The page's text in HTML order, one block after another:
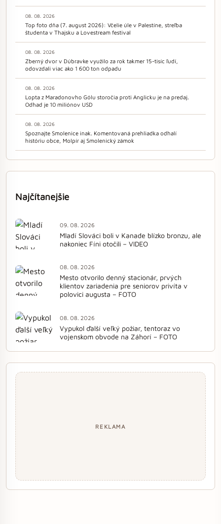
08. 08. 2026
Top foto dňa (7. august 2026): Včelie úle v Palestíne, streľba
študenta v Thajsku a Lovestream festival
08. 08. 2026
Zberný dvor v Dúbravke využilo za rok takmer 15-tisíc ľudí,
odovzdali viac ako 1 600 ton odpadu
08. 08. 2026
Lopta z Maradonovho Gólu storočia proti Anglicku je na predaj.
Odhad je 10 miliónov USD
08. 08. 2026
Spoznajte Smolenice inak. Komentovaná prehliadka odhalí
históriu obce, Molpír aj Smolenický zámok
Najčítanejšie
09. 08. 2026
Mladí Slováci boli v Kanade blízko bronzu, ale
nakoniec Fíni otočili – VIDEO
08. 08. 2026
Mesto otvorilo denný stacionár, prvých
klientov zariadenia pre seniorov privíta v
polovici augusta – FOTO
08. 08. 2026
Vypukol ďalší veľký požiar, tentoraz vo
vojenskom obvode na Záhorí – FOTO
REKLAMA